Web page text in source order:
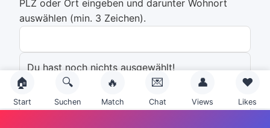
PLZ oder Ort eingeben und darunter Wohnort
auswählen (min. 3 Zeichen).
Du hast noch nichts ausgewählt!
Emailadresse:
🏠
Start
🔍
Suchen
🔥
Match
💌
Chat
👤
Views
❤️
Likes